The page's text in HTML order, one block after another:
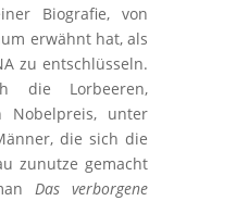
Biografie, von
erwähnt hat, als
zu entschlüsseln.
die Lorbeeren,
Nobelpreis, unter
die sich die
zunutze gemacht
Das verborgene